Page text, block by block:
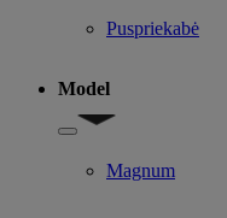
Puspriekabė
Model
Show submenu for
Magnum